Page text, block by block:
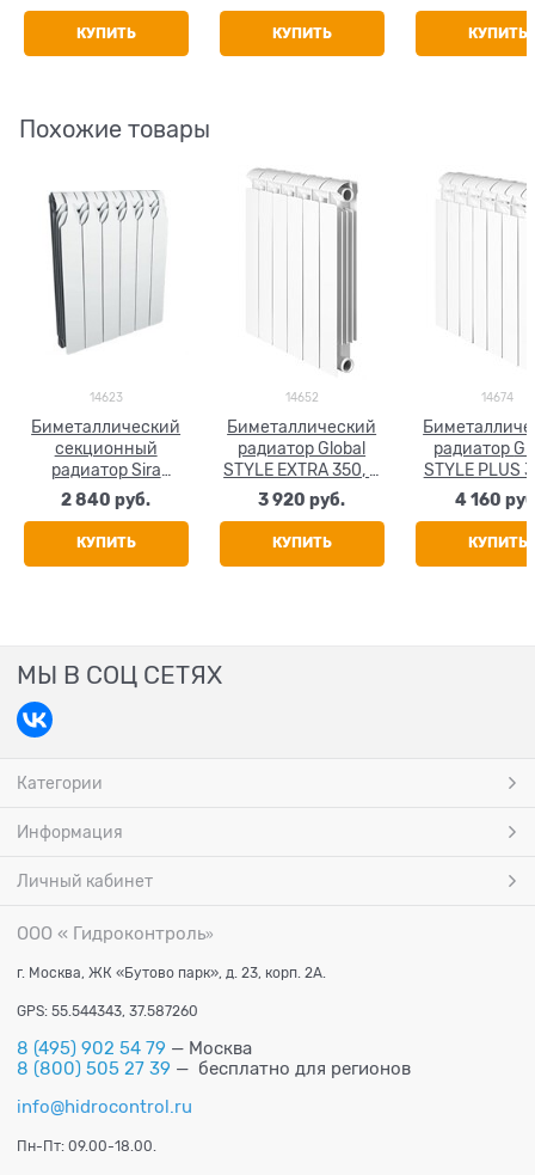
КУПИТЬ КУПИТЬ КУПИТЬ
Похожие товары
14623
Биметаллический
секционный
радиатор Sira
GlaDiator 350, 4
секции
2 840 руб.
КУПИТЬ
14652
Биметаллический
радиатор Global
STYLE EXTRA 350, 4
секции
3 920 руб.
КУПИТЬ
14674
радиатор Global
STYLE PLUS
секции
4 160
КУПИТЬ
МЫ В СОЦ СЕТЯХ
Категории
Информация
Личный кабинет
ООО « Гидроконтроль»
г. Москва, ЖК «Бутово парк», д. 23, корп. 2А.
GPS: 55.544343, 37.587260
8 (495) 902 54 79 — Москва
8 (800) 505 27 39 — бесплатно для регионов
info@hidrocontrol.ru
Пн-Пт: 09.00-18.00.